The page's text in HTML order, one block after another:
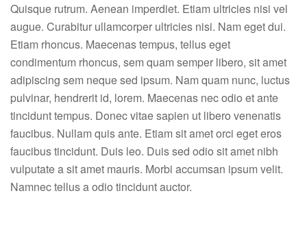
Quisque rutrum. Aenean imperdiet. Etiam ultricies nisi vel
augue. Curabitur ullamcorper ultricies nisi. Nam eget dui.
Etiam rhoncus. Maecenas tempus, tellus eget
condimentum rhoncus, sem quam semper libero, sit amet
adipiscing sem neque sed ipsum. Nam quam nunc, luctus
pulvinar, hendrerit id, lorem. Maecenas nec odio et ante
tincidunt tempus. Donec vitae sapien ut libero venenatis
faucibus. Nullam quis ante. Etiam sit amet orci eget eros
faucibus tincidunt. Duis leo. Duis sed odio sit amet nibh
vulputate a sit amet mauris. Morbi accumsan ipsum velit.
Namnec tellus a odio tincidunt auctor.